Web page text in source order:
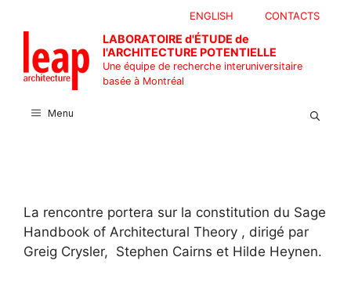
contenu
CONTACTS
ENGLISH
LABORATOIRE d'ÉTUDE de
l'ARCHITECTURE POTENTIELLE
Une équipe de recherche interuniversitaire
basée à Montréal
Menu
La rencontre portera sur la constitution du Sage
Handbook of Architectural Theory , dirigé par
Greig Crysler, Stephen Cairns et Hilde Heynen.